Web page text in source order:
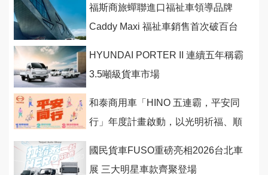
福斯商旅蟬聯進口福祉車領導品牌
Caddy Maxi 福祉車銷售首次破百台
HYUNDAI PORTER II 連續五年稱霸
3.5噸級貨車市場
和泰商用車「HINO 五連霸，平安同
行」年度計畫啟動，以光明祈福、順
國民貨車FUSO重磅亮相2026台北車
展 三大明星車款齊聚登場